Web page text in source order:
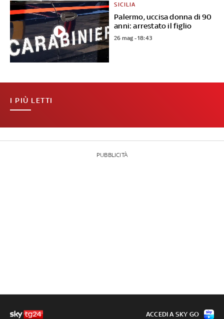
Palermo, uccisa donna di 90
anni: arrestato il figlio
SICILIA
26 mag - 18:43
I PIÙ LETTI
PUBBLICITÀ
ACCEDI A SKY GO